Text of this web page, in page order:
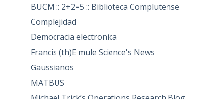
BUCM :: 2+2=5 :: Biblioteca Complutense
Complejidad
Democracia electronica
Francis (th)E mule Science's News
Gaussianos
MATBUS